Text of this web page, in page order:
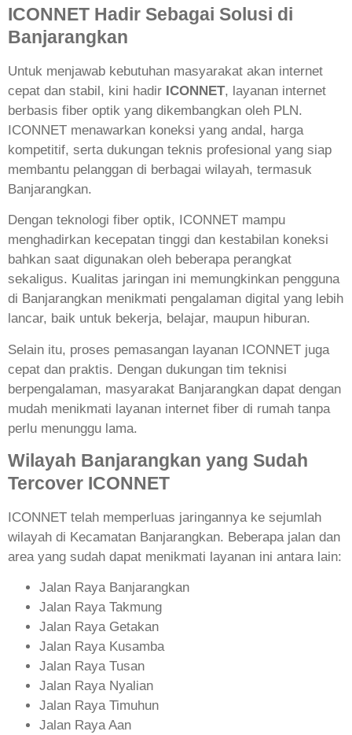
ICONNET Hadir Sebagai Solusi di
Banjarangkan
Untuk menjawab kebutuhan masyarakat akan internet
cepat dan stabil, kini hadir ICONNET, layanan internet
berbasis fiber optik yang dikembangkan oleh PLN.
ICONNET menawarkan koneksi yang andal, harga
kompetitif, serta dukungan teknis profesional yang siap
membantu pelanggan di berbagai wilayah, termasuk
Banjarangkan.
Dengan teknologi fiber optik, ICONNET mampu
menghadirkan kecepatan tinggi dan kestabilan koneksi
bahkan saat digunakan oleh beberapa perangkat
sekaligus. Kualitas jaringan ini memungkinkan pengguna
di Banjarangkan menikmati pengalaman digital yang lebih
lancar, baik untuk bekerja, belajar, maupun hiburan.
Selain itu, proses pemasangan layanan ICONNET juga
cepat dan praktis. Dengan dukungan tim teknisi
berpengalaman, masyarakat Banjarangkan dapat dengan
mudah menikmati layanan internet fiber di rumah tanpa
perlu menunggu lama.
Wilayah Banjarangkan yang Sudah
Tercover ICONNET
ICONNET telah memperluas jaringannya ke sejumlah
wilayah di Kecamatan Banjarangkan. Beberapa jalan dan
area yang sudah dapat menikmati layanan ini antara lain:
Jalan Raya Banjarangkan
Jalan Raya Takmung
Jalan Raya Getakan
Jalan Raya Kusamba
Jalan Raya Tusan
Jalan Raya Nyalian
Jalan Raya Timuhun
Jalan Raya Aan